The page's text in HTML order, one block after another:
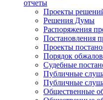
отчеты
Проекты
Решения Думы
Распоряжения
Постановления
Проекты
Порядок
Судебные
Публичные
Публичные
Общественные